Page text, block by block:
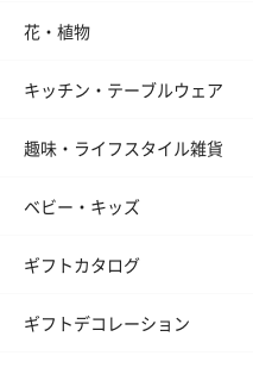
花・植物
キッチン・テーブルウェア
趣味・ライフスタイル雑貨
ベビー・キッズ
ギフトカタログ
ギフトデコレーション